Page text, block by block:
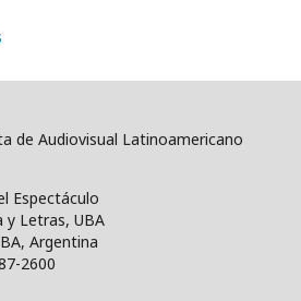
de Audiovisual Latinoamericano
Espectáculo
y Letras, UBA
Argentina
2600